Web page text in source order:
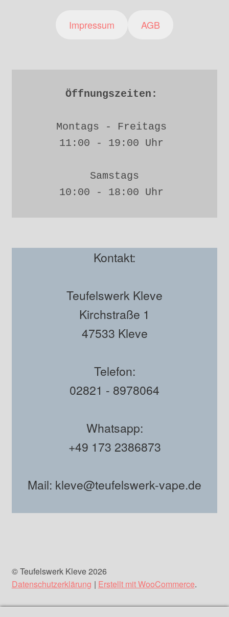
Impressum AGB
Öffnungszeiten:
Montags - Freitags
11:00 - 19:00 Uhr
Samstags
10:00 - 18:00 Uhr
Kontakt:
Teufelswerk Kleve
Kirchstraße 1
47533 Kleve
Telefon:
02821 - 8978064
Whatsapp:
+49 173 2386873
Mail: kleve@teufelswerk-vape.de
© Teufelswerk Kleve 2026
Datenschutzerklärung
Erstellt mit WooCommerce.